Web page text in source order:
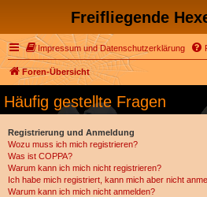
Freifliegende
Impressum und Datenschutzerklärung
Foren-Übersicht
Häufig gestellte Fragen
Registrierung und Anmeldung
Wozu muss ich mich registrieren?
Was ist COPPA?
Warum kann ich mich nicht registrieren?
Ich habe mich registriert, kann mich aber nicht
Warum kann ich mich nicht anmelden?